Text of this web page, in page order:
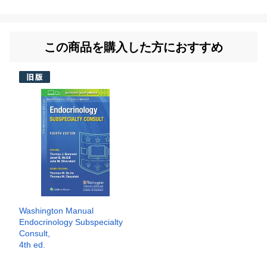
この商品を購入した方におすすめ
Washington Manual
Endocrinology Subspecialty
Consult,
4th ed.